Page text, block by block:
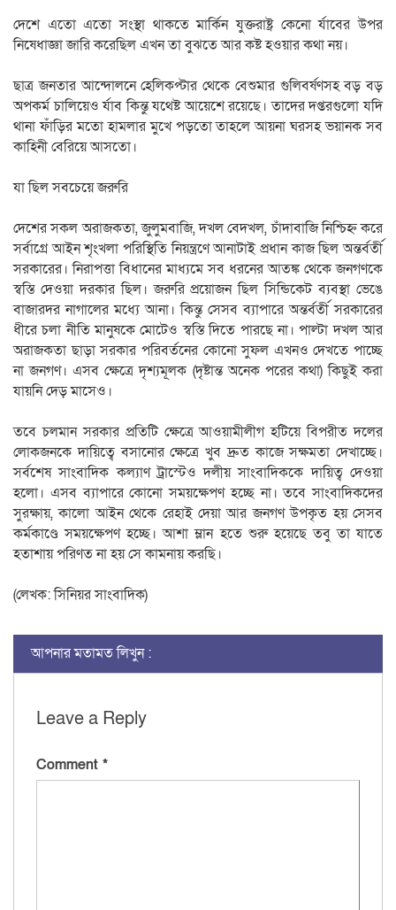
দেশে এতো এতো সংস্থা থাকতে মার্কিন যুক্তরাষ্ট্র কেনো র্যাবের উপর
নিষেধাজ্ঞা জারি করেছিল এখন তা বুঝতে আর কষ্ট হওয়ার কথা নয়।
ছাত্র জনতার আন্দোলনে হেলিকপ্টার থেকে বেশুমার গুলিবর্ষণসহ বড় বড়
অপকর্ম চালিয়েও র্যাব কিন্তু যথেষ্ট আয়েশে রয়েছে। তাদের দপ্তরগুলো যদি
থানা ফাঁড়ির মতো হামলার মুখে পড়তো তাহলে আয়না ঘরসহ ভয়ানক সব
কাহিনী বেরিয়ে আসতো।
যা ছিল সবচেয়ে জরুরি
দেশের সকল অরাজকতা, জুলুমবাজি, দখল বেদখল, চাঁদাবাজি নিশ্চিহ্ন করে
সর্বাগ্রে আইন শৃংখলা পরিস্থিতি নিয়ন্ত্রণে আনাটাই প্রধান কাজ ছিল অন্তর্বর্তী
সরকারের। নিরাপত্তা বিধানের মাধ্যমে সব ধরনের আতঙ্ক থেকে জনগণকে
স্বস্তি দেওয়া দরকার ছিল। জরুরি প্রয়োজন ছিল সিন্ডিকেট ব্যবস্থা ভেঙে
বাজারদর নাগালের মধ্যে আনা। কিন্তু সেসব ব্যাপারে অন্তর্বর্তী সরকারের
ধীরে চলা নীতি মানুষকে মোটেও স্বস্তি দিতে পারছে না। পাল্টা দখল আর
অরাজকতা ছাড়া সরকার পরিবর্তনের কোনো সুফল এখনও দেখতে পাচ্ছে
না জনগণ। এসব ক্ষেত্রে দৃশ্যমূলক (দৃষ্টান্ত অনেক পরের কথা) কিছুই করা
যায়নি দেড় মাসেও।
তবে চলমান সরকার প্রতিটি ক্ষেত্রে আওয়ামীলীগ হটিয়ে বিপরীত দলের
লোকজনকে দায়িত্বে বসানোর ক্ষেত্রে খুব দ্রুত কাজে সক্ষমতা দেখাচ্ছে।
সর্বশেষ সাংবাদিক কল্যাণ ট্রাস্টেও দলীয় সাংবাদিককে দায়িত্ব দেওয়া
হলো। এসব ব্যাপারে কোনো সময়ক্ষেপণ হচ্ছে না। তবে সাংবাদিকদের
সুরক্ষায়, কালো আইন থেকে রেহাই দেয়া আর জনগণ উপকৃত হয় সেসব
কর্মকাণ্ডে সময়ক্ষেপণ হচ্ছে। আশা ম্লান হতে শুরু হয়েছে তবু তা যাতে
হতাশায় পরিণত না হয় সে কামনায় করছি।
(লেখক: সিনিয়র সাংবাদিক)
আপনার মতামত লিখুন :
Leave a Reply
Comment *